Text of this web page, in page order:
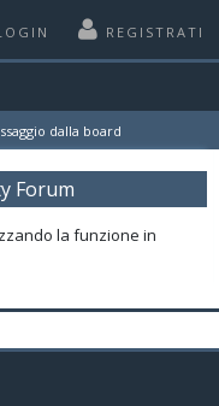
REGISTRATI
dalla board
Forum
la funzione in